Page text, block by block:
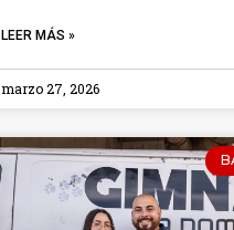
LEER MÁS »
marzo 27, 2026